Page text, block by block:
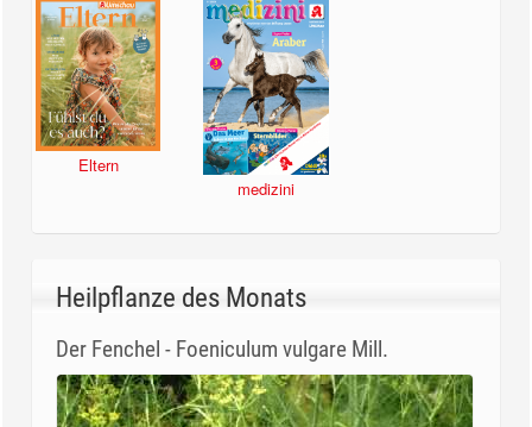
Eltern
medizini
Heilpflanze des Monats
Der Fenchel - Foeniculum vulgare Mill.